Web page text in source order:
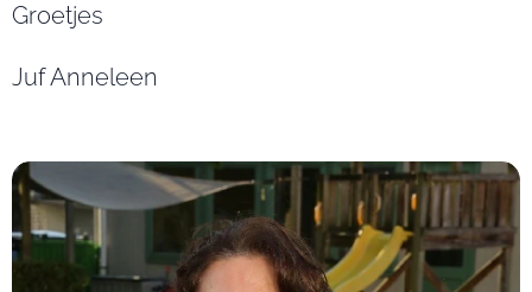
Groetjes
Juf Anneleen